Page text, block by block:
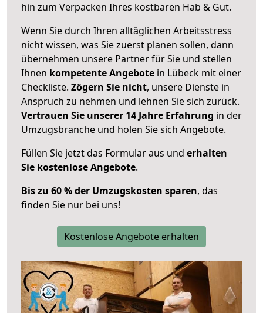
hin zum Verpacken Ihres kostbaren Hab & Gut.
Wenn Sie durch Ihren alltäglichen Arbeitsstress
nicht wissen, was Sie zuerst planen sollen, dann
übernehmen unsere Partner für Sie und stellen
Ihnen kompetente Angebote in Lübeck mit einer
Checkliste. Zögern Sie nicht, unsere Dienste in
Anspruch zu nehmen und lehnen Sie sich zurück.
Vertrauen Sie unserer 14 Jahre Erfahrung in der
Umzugsbranche und holen Sie sich Angebote.
Füllen Sie jetzt das Formular aus und erhalten
Sie kostenlose Angebote.
Bis zu 60 % der Umzugskosten sparen, das
finden Sie nur bei uns!
Kostenlose Angebote erhalten